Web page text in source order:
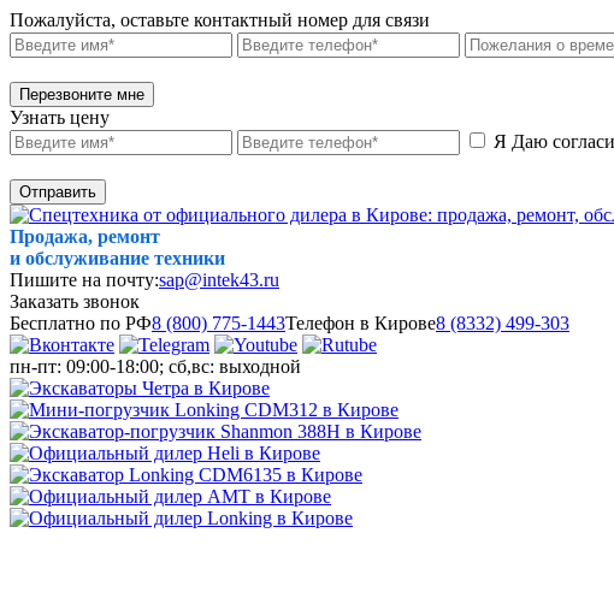
Пожалуйста, оставьте контактный номер для связи
Перезвоните мне
Узнать цену
Я Даю
Отправить
Продажа, ремонт
и обслуживание техники
Пишите на почту:sap@intek43.ru
Заказать звонок
Бесплатно по РФ8 (800) 775-1443Телефон в Кирове8 (8332) 499-303
пн-пт: 09:00-18:00; сб,вс: выходной